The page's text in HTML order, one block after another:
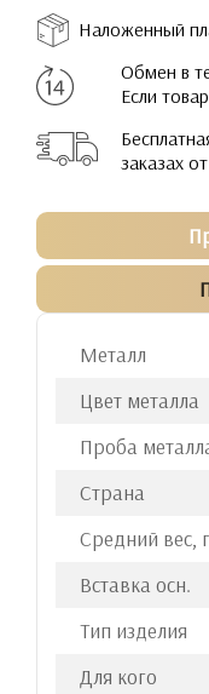
Наложенный
Обмен в
Если
заказах
Металл
Цвет металла
Проба
Страна
Средний вес,
Вставка осн.
Тип изделия
Для кого